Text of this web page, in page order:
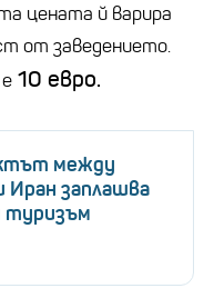
цената й варира
от заведението.
10 евро.
между
Иран заплашва
туризъм